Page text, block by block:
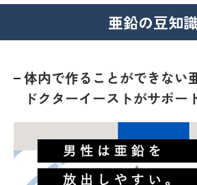
亜鉛の豆知
体内で作ることができない
ドクターイーストがサポー